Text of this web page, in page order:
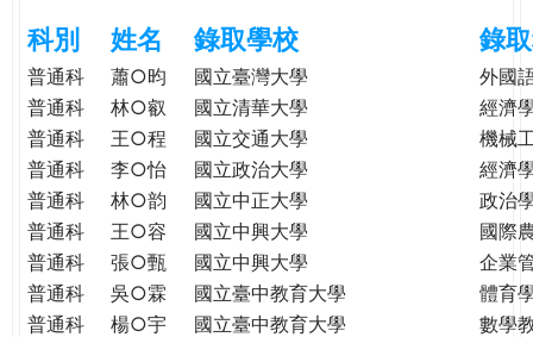
格。r
e
科別 姓名 錄取學校 錄
普通科 蕭○昀 國立臺灣大學
外國
普通科
林○叡 國立清華大學
經濟
普通科
王○程 國立交通大學
機械
普通科
李○怡 國立政治大學
經濟
普通科
林○韵 國立中正大學
政治
普通科
王○容 國立中興大學
國際
普通科
張○甄 國立中興大學
企業
普通科
吳○霖 國立臺中教育大學
體育
普通科
楊○宇 國立臺中教育大學
數學